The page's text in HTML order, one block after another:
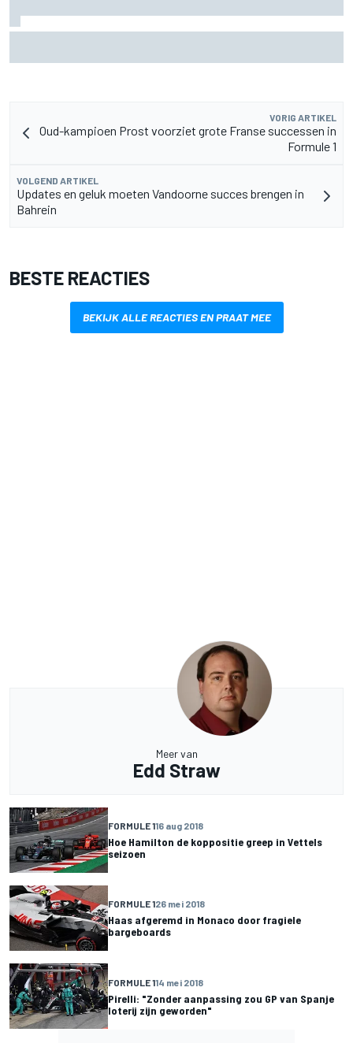
VORIG ARTIKEL
Oud-kampioen Prost voorziet grote Franse successen in
Formule 1
VOLGEND ARTIKEL
Updates en geluk moeten Vandoorne succes brengen in
Bahrein
BESTE REACTIES
BEKIJK ALLE REACTIES EN PRAAT MEE
Meer van
Edd Straw
FORMULE 116 aug 2018
Hoe Hamilton de koppositie greep in Vettels
seizoen
FORMULE 126 mei 2018
Haas afgeremd in Monaco door fragiele
bargeboards
FORMULE 114 mei 2018
Pirelli: "Zonder aanpassing zou GP van Spanje
loterij zijn geworden"